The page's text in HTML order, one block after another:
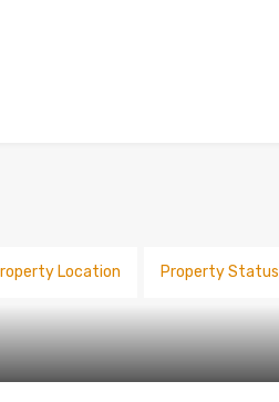
Location Property Status